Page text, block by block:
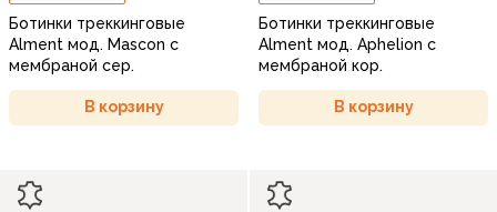
Ботинки треккинговые
Alment мод. Mascon с
мембраной сер.
В корзину
Ботинки треккинговые
Alment мод. Aphelion с
мембраной кор.
В корзину